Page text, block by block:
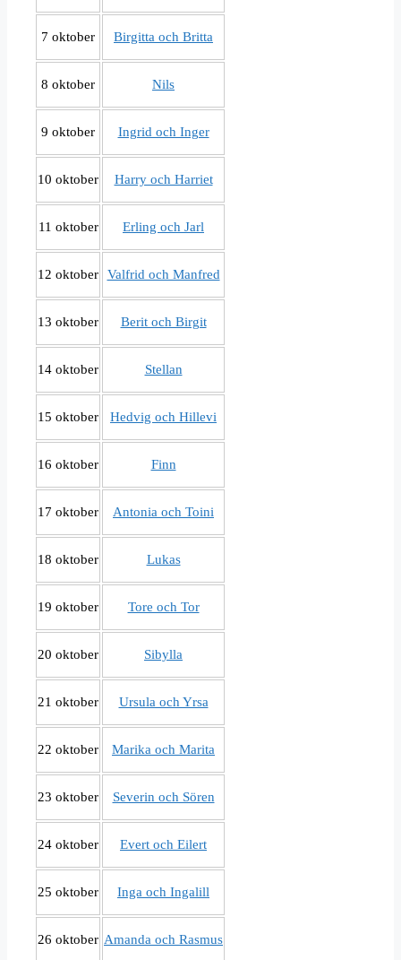
7 oktober Birgitta och Britta
8 oktober Nils
9 oktober Ingrid och Inger
10 oktober Harry och Harriet
11 oktober Erling och Jarl
12 oktober Valfrid och Manfred
13 oktober Berit och Birgit
14 oktober Stellan
15 oktober Hedvig och Hillevi
16 oktober Finn
17 oktober Antonia och Toini
18 oktober Lukas
19 oktober Tore och Tor
20 oktober Sibylla
21 oktober Ursula och Yrsa
22 oktober Marika och Marita
23 oktober Severin och Sören
24 oktober Evert och Eilert
25 oktober Inga och Ingalill
26 oktober Amanda och Rasmus